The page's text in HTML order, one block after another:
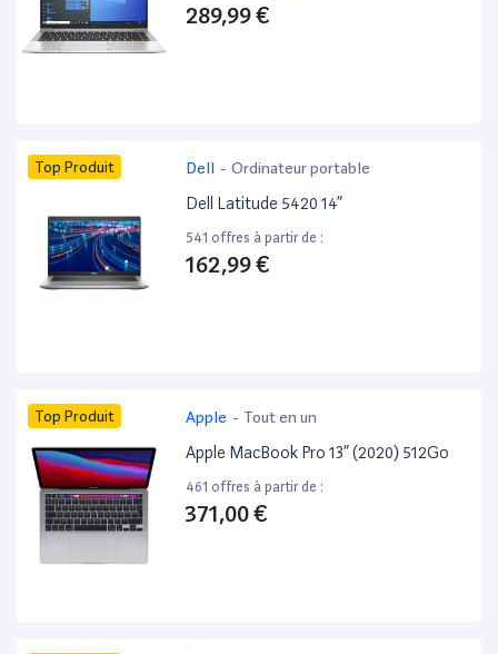
289,99 €
Top Produit Dell - Ordinateur portable
Dell Latitude 5420 14”
541 offres à partir de :
162,99 €
Top Produit Apple - Tout en un
Apple MacBook Pro 13” (2020) 512Go
461 offres à partir de :
371,00 €